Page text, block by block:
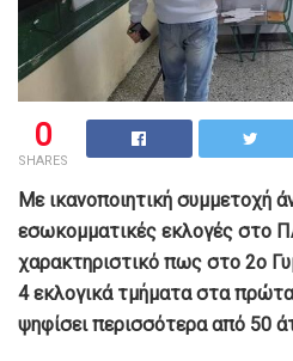
0
SHARES
Με ικανοποιητική συμμετοχή
εσωκομματικές εκλογές στο
χαρακτηριστικό πως στο 2ο
4 εκλογικά τμήματα στα πρώτα
ψηφίσει περισσότερα από 50